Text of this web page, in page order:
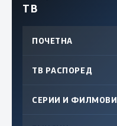
ТВ
ПОЧЕТНА
ТВ РАСПОРЕД
СЕРИИ И ФИЛМОВИ